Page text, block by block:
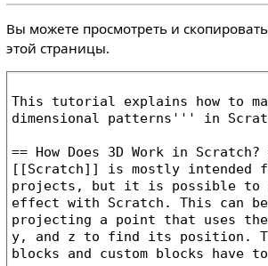
Вы можете просмотреть и
этой страницы.